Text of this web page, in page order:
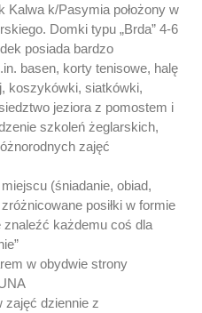
Kalwa k/Pasymia położony w
Domki typu „Brda” 4-6
posiada bardzo
basen, korty tenisowe, halę
koszykówki, siatkówki,
jeziora z pomostem i
szkoleń żeglarskich,
zajęć
(śniadanie, obiad,
posiłki w formie
znaleźć każdemu coś dla
w obydwie strony
zajęć dziennie z